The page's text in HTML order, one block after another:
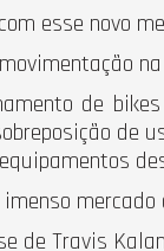
esse novo
de
de
de Travis